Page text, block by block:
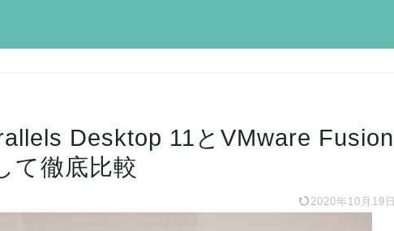
Desktop 11とVMware Fusion
て徹底比較
2020年10月19日